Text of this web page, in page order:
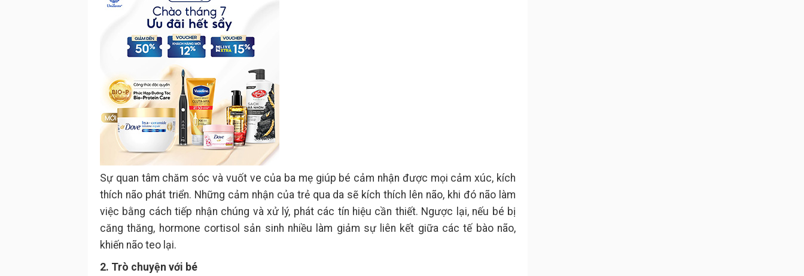
Sự quan tâm chăm sóc và vuốt ve của ba mẹ giúp bé cảm nhận được mọi cảm xúc, kích
thích não phát triển. Những cảm nhận của trẻ qua da sẽ kích thích lên não, khi đó não làm
việc bằng cách tiếp nhận chúng và xử lý, phát các tín hiệu cần thiết. Ngược lại, nếu bé bị
căng thăng, hormone cortisol sản sinh nhiều làm giảm sự liên kết giữa các tế bào não,
khiến não teo lại.
2. Trò chuyện với bé